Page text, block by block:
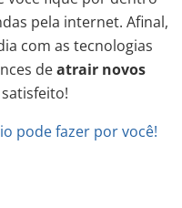
pela internet. Afinal,
com as tecnologias
deatrair novos
pode fazer por você!